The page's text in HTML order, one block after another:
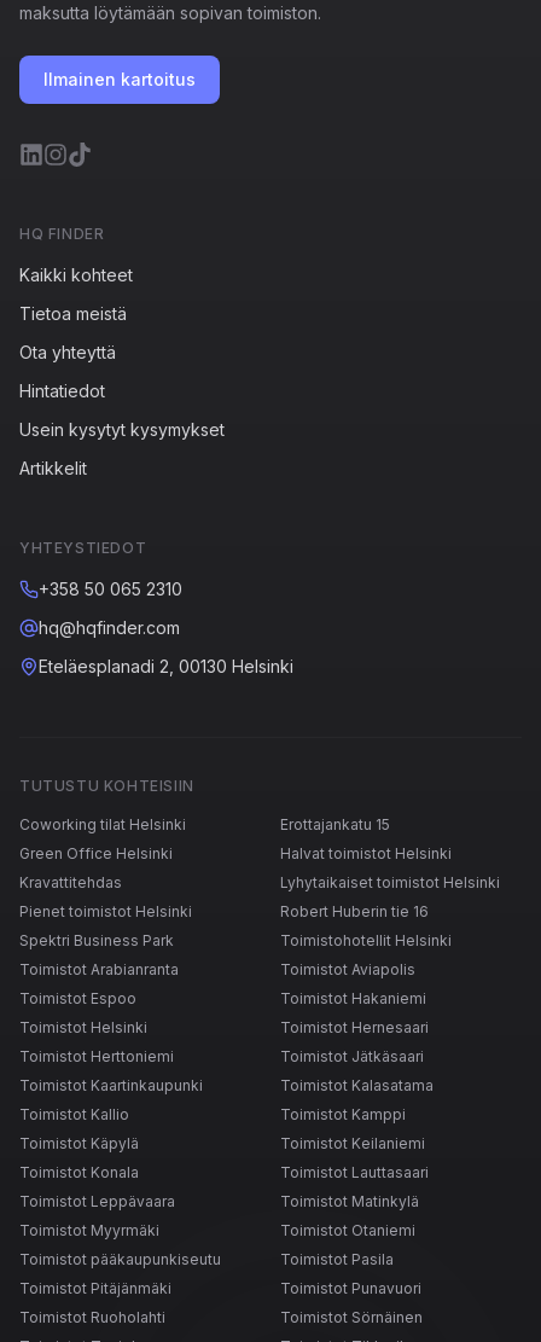
maksutta löytämään sopivan toimiston.
Ilmainen kartoitus
HQ FINDER
Kaikki kohteet
Tietoa meistä
Ota yhteyttä
Hintatiedot
Usein kysytyt kysymykset
Artikkelit
YHTEYSTIEDOT
+358 50 065 2310
hq@hqfinder.com
Eteläesplanadi 2, 00130 Helsinki
TUTUSTU KOHTEISIIN
Coworking tilat Helsinki
Erottajankatu 15
Green Office Helsinki
Halvat toimistot Helsinki
Kravattitehdas
Lyhytaikaiset toimistot Helsinki
Pienet toimistot Helsinki
Robert Huberin tie 16
Spektri Business Park
Toimistohotellit Helsinki
Toimistot Arabianranta
Toimistot Aviapolis
Toimistot Espoo
Toimistot Hakaniemi
Toimistot Helsinki
Toimistot Hernesaari
Toimistot Herttoniemi
Toimistot Jätkäsaari
Toimistot Kaartinkaupunki
Toimistot Kalasatama
Toimistot Kallio
Toimistot Kamppi
Toimistot Käpylä
Toimistot Keilaniemi
Toimistot Konala
Toimistot Lauttasaari
Toimistot Leppävaara
Toimistot Matinkylä
Toimistot Myyrmäki
Toimistot Otaniemi
Toimistot pääkaupunkiseutu
Toimistot Pasila
Toimistot Pitäjänmäki
Toimistot Punavuori
Toimistot Ruoholahti
Toimistot Sörnäinen